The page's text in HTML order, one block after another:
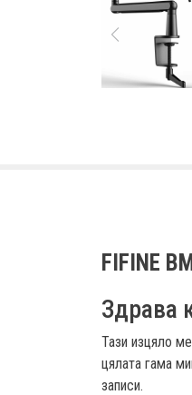
FIFINE
Здрава
Тази изцяло
цялата гама
записи.